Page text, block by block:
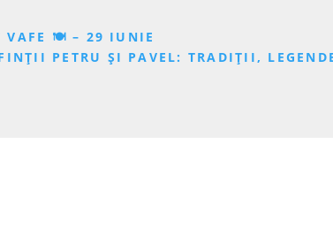
VAFE 🍽️ – 29 IUNIE
PETRU ȘI PAVEL: TRADIȚII,